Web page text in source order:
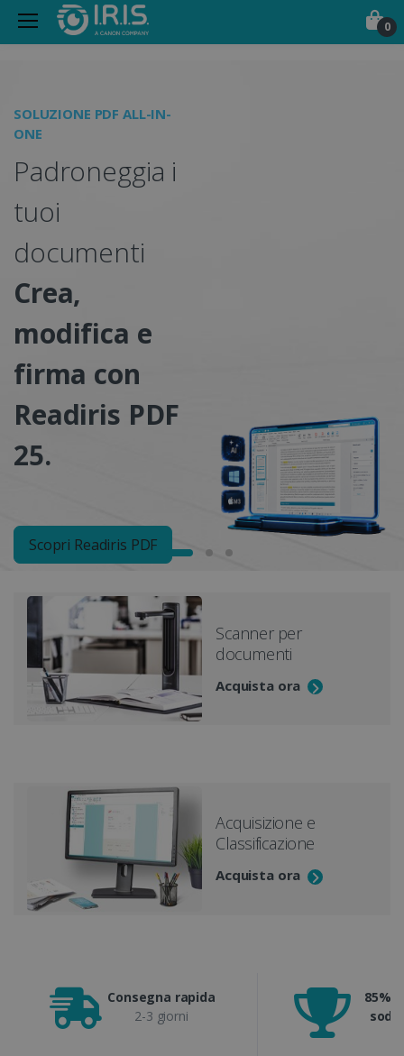
0
SOLUZIONE PDF ALL-IN-
ONE
Padroneggia i
tuoi
documenti
Crea,
modifica e
firma con
Readiris PDF
25.
Scopri Readiris PDF
Scanner per
documenti
Acquista ora
Acquisizione e
Classificazione
Acquista ora
Consegna rapida
2-3 giorni
85%